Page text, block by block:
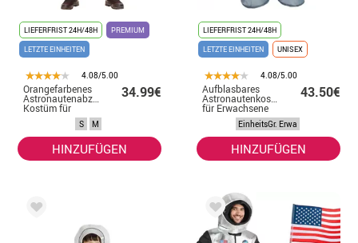
LIEFERFRIST 24H/48H
PREMIUM
LETZTE EINHEITEN
4.08/5.00
Orangefarbenes
Astronautenabzeichen-
Kostüm für
34.99€
S M
HINZUFÜGEN
LIEFERFRIST 24H/48H
LETZTE EINHEITEN
UNISEX
4.08/5.00
Aufblasbares
Astronautenkostüm
für Erwachsene
43.50€
EinheitsGr. Erwa
HINZUFÜGEN